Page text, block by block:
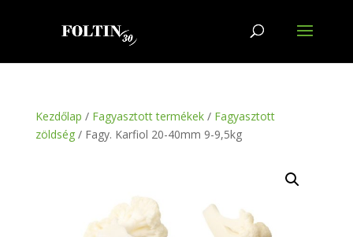
Kezdőlap / Fagyasztott termékek/ Fagyasztott
zöldség/ Fagy. Karfiol 20-40mm 9-9,5kg